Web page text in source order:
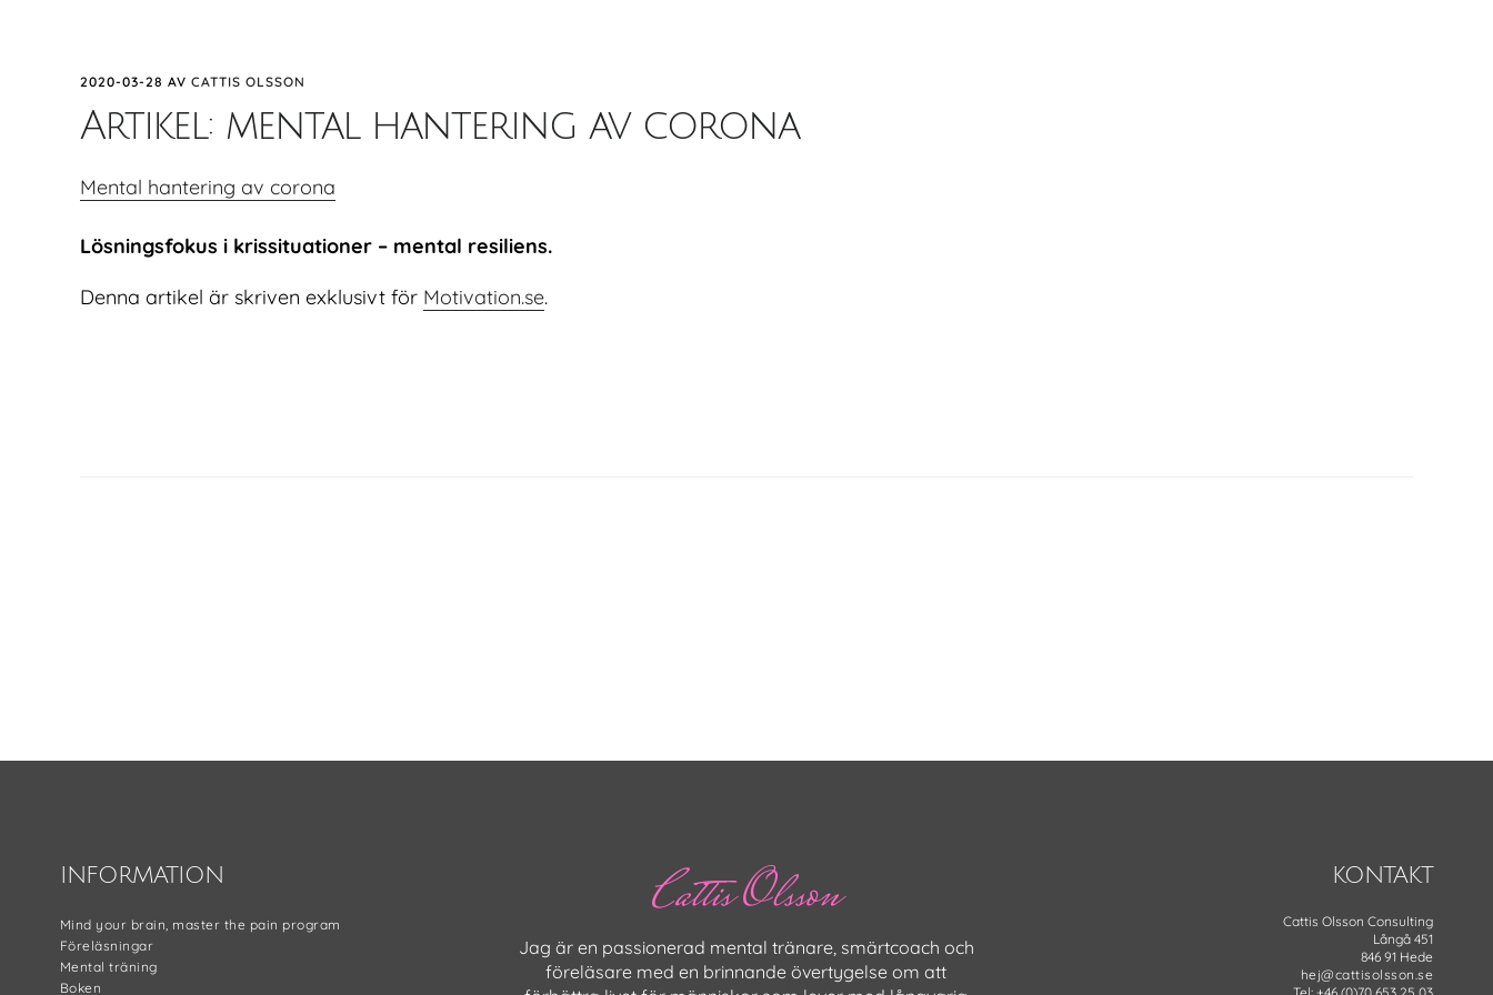
2020-03-28 AV CATTIS OLSSON
Artikel: mental hantering av corona
Mental hantering av corona
Lösningsfokus i krissituationer – mental resiliens.
Denna artikel är skriven exklusivt för Motivation.se.
INFORMATION
Mind your brain, master the pain program
Föreläsningar
Mental träning
Boken
Cattis Olsson
Jag är en passionerad mental tränare, smärtcoach och
föreläsare med en brinnande övertygelse om att
KONTAKT
Cattis Olsson Consulting
Långå 451
846 91 Hede
hej@cattisolsson.se